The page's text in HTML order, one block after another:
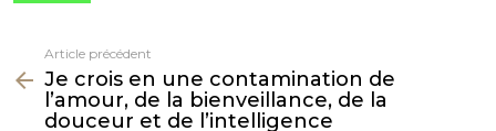
plus
Article précédent
Je crois en une contamination de
l’amour, de la bienveillance, de la
douceur et de l’intelligence